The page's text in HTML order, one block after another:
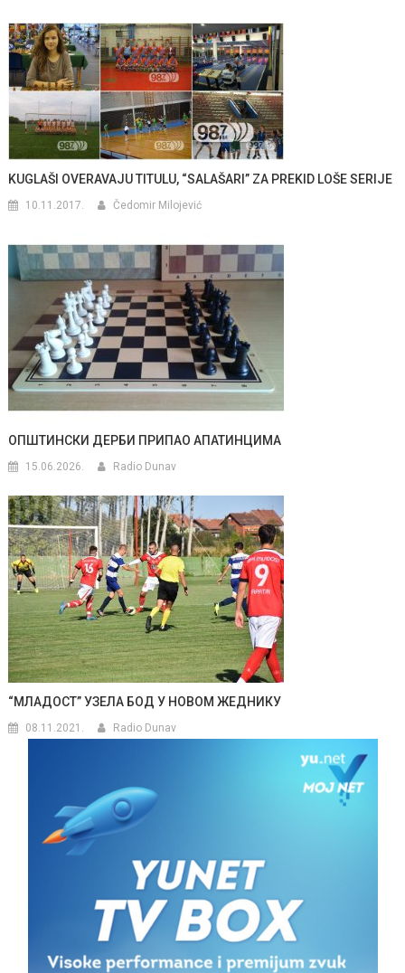
KUGLAŠI OVERAVAJU TITULU, “SALAŠARI” ZA PREKID LOŠE SERIJE
10.11.2017. Čedomir Milojević
ОПШТИНСКИ ДЕРБИ ПРИПАО АПАТИНЦИМА
15.06.2026. Radio Dunav
“МЛАДОСТ” УЗЕЛА БОД У НОВОМ ЖЕДНИКУ
08.11.2021. Radio Dunav